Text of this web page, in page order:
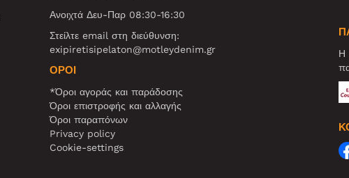
Ανοιχτά Δευ-Παρ 08:30-16:30
Στείλτε email στη διεύθυνση:
exipiretisipelaton@motleydenim.gr
ΌΡΟΙ
*Όροι αγοράς και παράδοσης
Όροι επιστροφής και αλλαγής
Όροι παραπόνων
Privacy policy
Cookie-settings
Η